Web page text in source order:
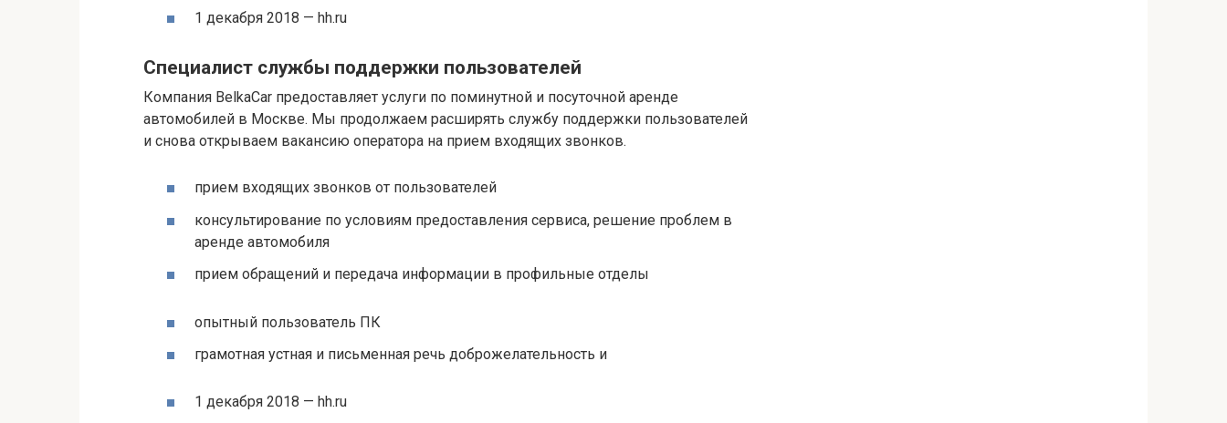
1 декабря 2018 — hh.ru
Специалист службы поддержки пользователей
Компания BelkaCar предоставляет услуги по поминутной и посуточной аренде
автомобилей в Москве. Мы продолжаем расширять службу поддержки пользователей
и снова открываем вакансию оператора на прием входящих звонков.
прием входящих звонков от пользователей
консультирование по условиям предоставления сервиса, решение проблем в
аренде автомобиля
прием обращений и передача информации в профильные отделы
опытный пользователь ПК
грамотная устная и письменная речь доброжелательность и
1 декабря 2018 — hh.ru